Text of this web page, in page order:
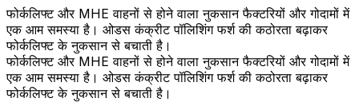
फोर्कलिफ्ट और MHE वाहनों से होने वाला नुकसान फैक्टरियों और गोदामों में
एक आम समस्या है। ओडस कंक्रीट पॉलिशिंग फर्श की कठोरता बढ़ाकर
फोर्कलिफ्ट के नुकसान से बचाती है।
फोर्कलिफ्ट और MHE वाहनों से होने वाला नुकसान फैक्टरियों और गोदामों में
एक आम समस्या है। ओडस कंक्रीट पॉलिशिंग फर्श की कठोरता बढ़ाकर
फोर्कलिफ्ट के नुकसान से बचाती है।